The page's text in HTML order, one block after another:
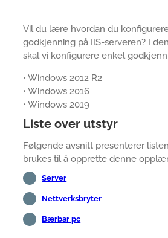
Vil du lære hvordan du
godkjenning på IIS-serveren? I
skal vi konfigurere enkel
• Windows 2012 R2
• Windows 2016
• Windows 2019
Liste over utstyr
Følgende avsnitt presenterer
brukes til å opprette denne
Server
Nettverksbryter
Bærbar pc